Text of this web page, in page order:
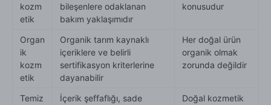
kozm
etik
bileşenlere odaklanan
bakım yaklaşımıdır
konusudur
Organ
ik
kozm
etik
Organik tarım kaynaklı
içeriklere ve belirli
sertifikasyon kriterlerine
dayanabilir
Her doğal ürün
organik olmak
zorunda değildir
Temiz
İçerik şeffaflığı, sade
Doğal kozmetik